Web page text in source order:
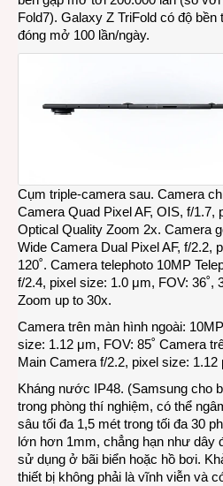
Fold7). Galaxy Z TriFold có độ
đóng mở 100 lần/ngày.
Cụm triple-camera sau. Camera
Camera Quad Pixel AF, OIS, f/1.7,
Optical Quality Zoom 2x. Camera
Wide Camera Dual Pixel AF, f/2.2,
120˚. Camera telephoto 10MP
f/2.4, pixel size: 1.0 μm, FOV: 36˚,
Zoom up to 30x.
Camera trên màn hình ngoài:
size: 1.12 μm, FOV: 85˚ Camera
Main Camera f/2.2, pixel size: 1.12
Kháng nước IP48. (Samsung cho
trong phòng thí nghiệm, có thể
sâu tối đa 1,5 mét trong tối đa 30
lớn hơn 1mm, chẳng hạn như dây
sử dụng ở bãi biển hoặc hồ bơi.
thiết bị không phải là vĩnh viễn và